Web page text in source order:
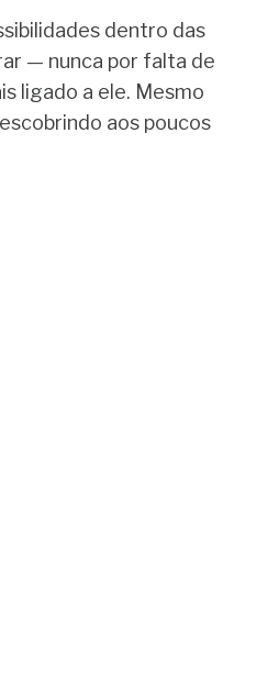
dentro das
— nunca por falta de
ligado a ele. Mesmo
aos poucos